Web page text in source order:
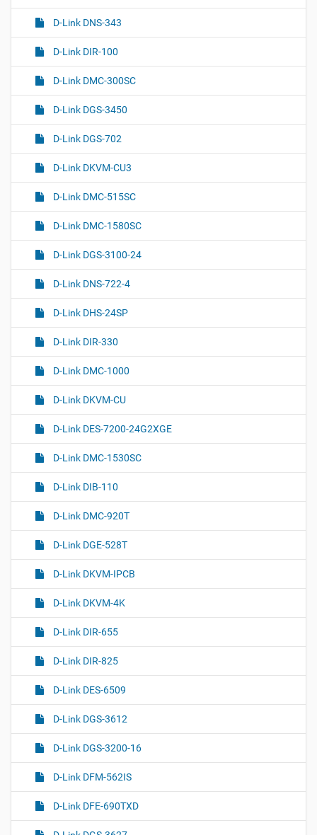
D-Link DNS-343
D-Link DIR-100
D-Link DMC-300SC
D-Link DGS-3450
D-Link DGS-702
D-Link DKVM-CU3
D-Link DMC-515SC
D-Link DMC-1580SC
D-Link DGS-3100-24
D-Link DNS-722-4
D-Link DHS-24SP
D-Link DIR-330
D-Link DMC-1000
D-Link DKVM-CU
D-Link DES-7200-24G2XGE
D-Link DMC-1530SC
D-Link DIB-110
D-Link DMC-920T
D-Link DGE-528T
D-Link DKVM-IPCB
D-Link DKVM-4K
D-Link DIR-655
D-Link DIR-825
D-Link DES-6509
D-Link DGS-3612
D-Link DGS-3200-16
D-Link DFM-562IS
D-Link DFE-690TXD